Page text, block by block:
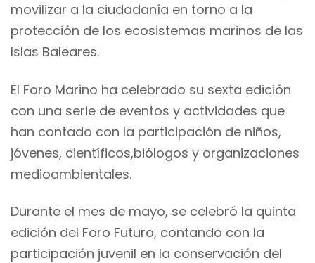
movilizar a la ciudadanía en torno a la
protección de los ecosistemas marinos de las
Islas Baleares.
El Foro Marino ha celebrado su sexta edición
con una serie de eventos y actividades que
han contado con la participación de niños,
jóvenes, científicos,biólogos y organizaciones
medioambientales.
Durante el mes de mayo, se celebró la quinta
edición del Foro Futuro, contando con la
participación juvenil en la conservación del